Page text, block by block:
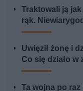
Traktowali ją
rąk.
Uwięził żonę i
Co się działo
Ta wojna po raz